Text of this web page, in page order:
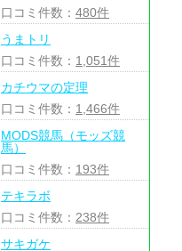
口コミ件数： 480件
うまトリ
口コミ件数： 1,051件
カチウマの定理
口コミ件数： 1,466件
MODS競馬（モッズ競
馬）
口コミ件数： 193件
テキラボ
口コミ件数： 238件
サキガケ